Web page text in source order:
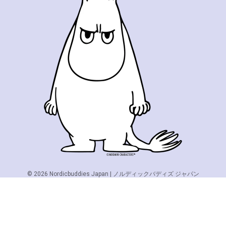
© 2026 Nordicbuddies Japan | ノルディックバディズ ジャパン